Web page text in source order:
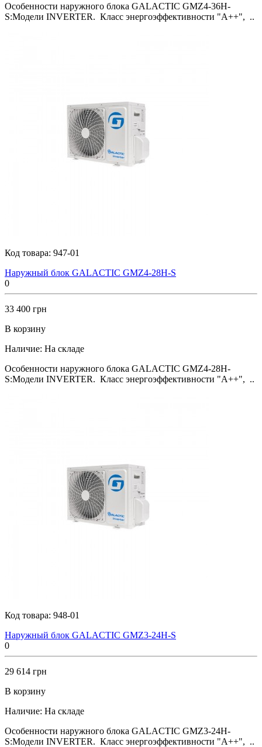
Особенности наружного блока GALACTIC GMZ4-36H-
S:Модели INVERTER. Класс энергоэффективности "А++", ..
Код товара: 947-01
Наружный блок GALACTIC GMZ4-28H-S
0
33 400 грн
В корзину
Наличие: На складе
Особенности наружного блока GALACTIC GMZ4-28H-
S:Модели INVERTER. Класс энергоэффективности "А++", ..
Код товара: 948-01
Наружный блок GALACTIC GMZ3-24H-S
0
29 614 грн
В корзину
Наличие: На складе
Особенности наружного блока GALACTIC GMZ3-24H-
S:Модели INVERTER. Класс энергоэффективности "А++", ..